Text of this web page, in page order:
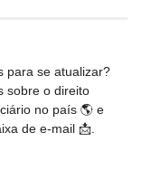
para se atualizar?
sobre o direito
no país 🌎 e
de e-mail 📩.